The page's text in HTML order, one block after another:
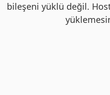
bileşeni yüklü değil.